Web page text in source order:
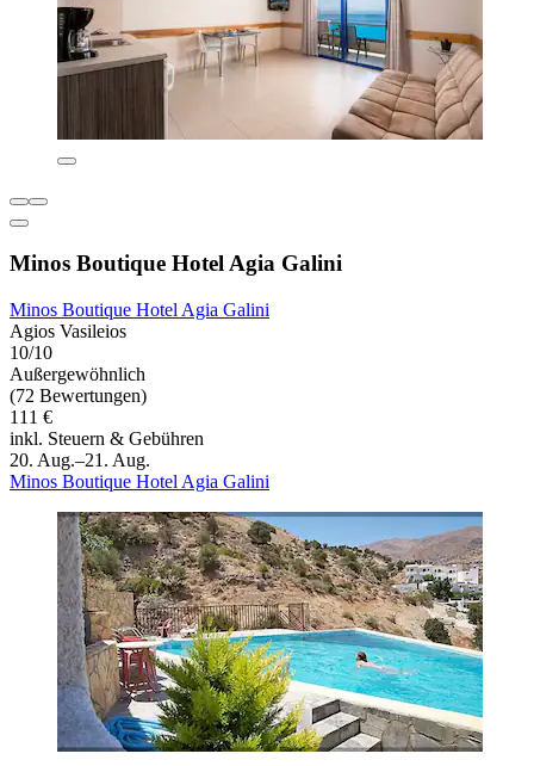
Minos Boutique Hotel Agia Galini
Minos Boutique Hotel Agia Galini
Agios Vasileios
10/10
Außergewöhnlich
(72 Bewertungen)
111 €
inkl. Steuern & Gebühren
20. Aug.–21. Aug.
Minos Boutique Hotel Agia Galini